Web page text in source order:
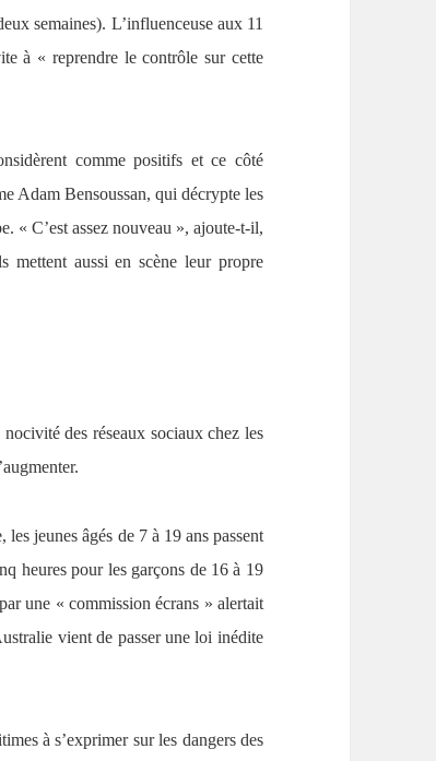
semaines). L’influenceuse aux 11
à « reprendre le contrôle sur cette
comme positifs et ce côté
Adam Bensoussan, qui décrypte les
« C’est assez nouveau », ajoute-t-il,
mettent aussi en scène leur propre
des réseaux sociaux chez les
jeunes âgés de 7 à 19 ans passent
heures pour les garçons de 16 à 19
une « commission écrans » alertait
vient de passer une loi inédite
à s’exprimer sur les dangers des